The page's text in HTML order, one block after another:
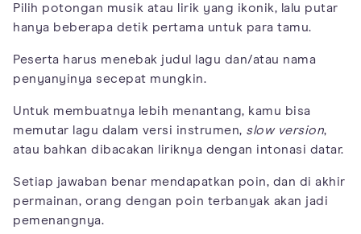
Pilih potongan musik atau lirik yang ikonik, lalu putar
hanya beberapa detik pertama untuk para tamu.
Peserta harus menebak judul lagu dan/atau nama
penyanyinya secepat mungkin.
Untuk membuatnya lebih menantang, kamu bisa
memutar lagu dalam versi instrumen, slow version,
atau bahkan dibacakan liriknya dengan intonasi datar.
Setiap jawaban benar mendapatkan poin, dan di akhir
permainan, orang dengan poin terbanyak akan jadi
pemenangnya.